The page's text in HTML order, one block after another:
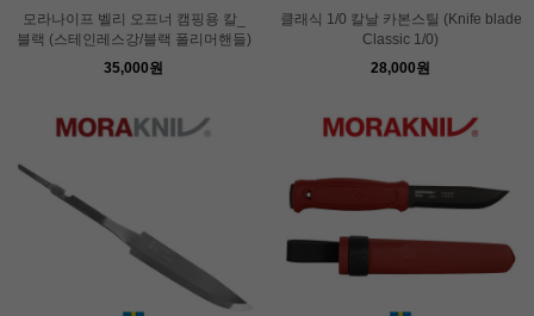
모라나이프 벨리 오프너 캠핑용 칼_
블랙 (스테인레스강/블랙 폴리머핸들)
35,000원
클래식 1/0 칼날 카본스틸 (Knife blade
Classic 1/0)
28,000원